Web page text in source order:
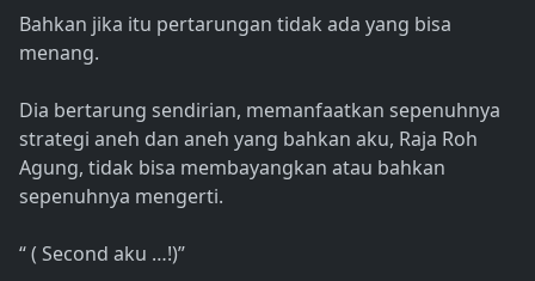
Bahkan jika itu pertarungan tidak ada yang bisa
menang.
Dia bertarung sendirian, memanfaatkan sepenuhnya
strategi aneh dan aneh yang bahkan aku, Raja Roh
Agung, tidak bisa membayangkan atau bahkan
sepenuhnya mengerti.
“ ( Second aku …!)”